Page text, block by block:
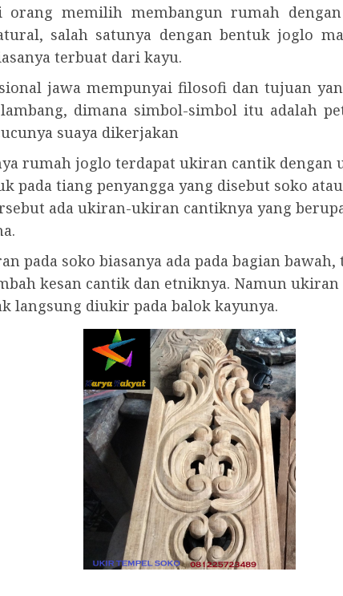
orang memilih membangun rumah
salah satunya dengan bentuk joglo
terbuat dari kayu.
jawa mempunyai filosofi dan tujuan
dimana simbol-simbol itu adalah
suaya dikerjakan
rumah joglo terdapat ukiran cantik dengan
pada tiang penyangga yang disebut soko
ada ukiran-ukiran cantiknya yang
pada soko biasanya ada pada bagian bawah,
kesan cantik dan etniknya. Namun ukiran
langsung diukir pada balok kayunya.